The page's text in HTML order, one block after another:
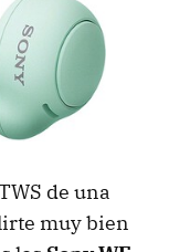
de una
muy bien